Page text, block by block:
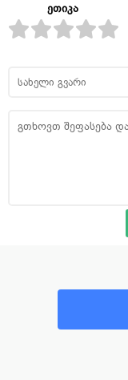
ეთიკა